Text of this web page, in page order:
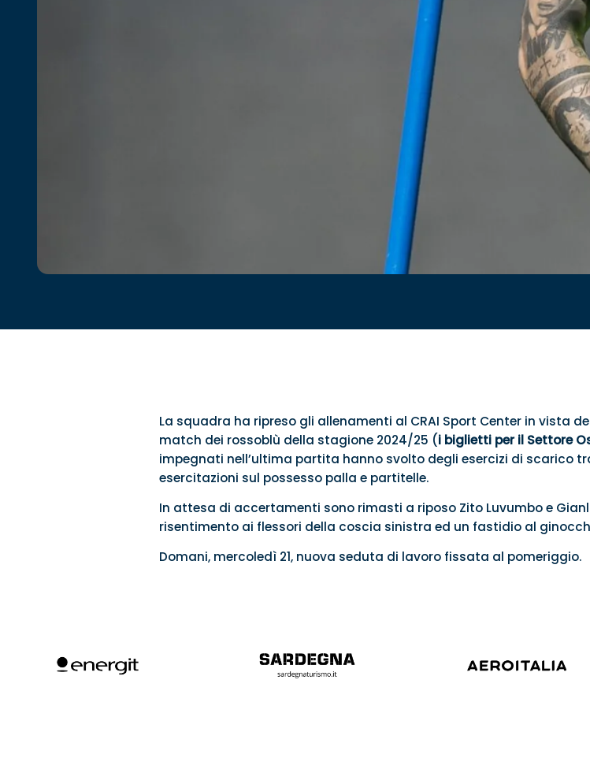
La squadra ha ripreso gli allenamenti al CRAI Sport Center in vista
match dei rossoblù della stagione 2024/25 (i biglietti per il Settore
impegnati nell’ultima partita hanno svolto degli esercizi di scarico
esercitazioni sul possesso palla e partitelle.
In attesa di accertamenti sono rimasti a riposo Zito Luvumbo e
risentimento ai flessori della coscia sinistra ed un fastidio al
Domani, mercoledì 21, nuova seduta di lavoro fissata al pomeriggio.